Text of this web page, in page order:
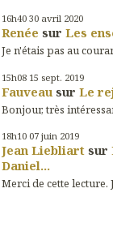
16h40 30 avril 2020
Renée sur Les
Je n'étais pas au
15h08 15 sept. 2019
Fauveau sur Le
Bonjour, très
18h10 07 juin 2019
Jean Liebliart sur
Daniel...
Merci de cette lecture.